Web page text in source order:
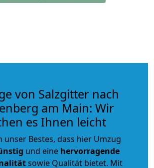
von Salzgitter nach
am Main: Wir
es Ihnen leicht
unser Bestes, dass hier Umzug
und eine hervorragende
sowie Qualität bietet. Mit